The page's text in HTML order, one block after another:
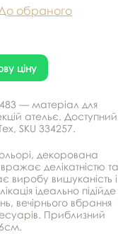
обраного
ціну
— матеріал для
ательє. Доступний
SKU 334257.
декорована
делікатністю та
виробу вишуканість і
ідеально підійде
вечірнього вбрання
Приблизний